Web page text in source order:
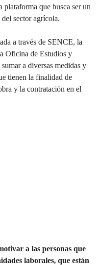
plataforma que busca ser un
sector agrícola.
a través de SENCE, la
Oficina de Estudios y
a diversas medidas y
tienen la finalidad de
y la contratación en el
a las personas que
laborales, que están